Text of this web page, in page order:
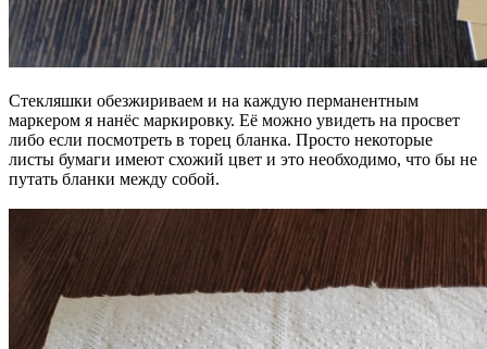
Стекляшки обезжириваем и на каждую перманентным
маркером я нанёс маркировку. Её можно увидеть на просвет
либо если посмотреть в торец бланка. Просто некоторые
листы бумаги имеют схожий цвет и это необходимо, что бы не
путать бланки между собой.